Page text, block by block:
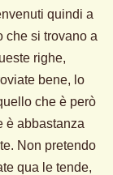
quindi a
che si trovano a
righe,
bene, lo
che è però
è abbastanza
Non pretendo
qua le tende,